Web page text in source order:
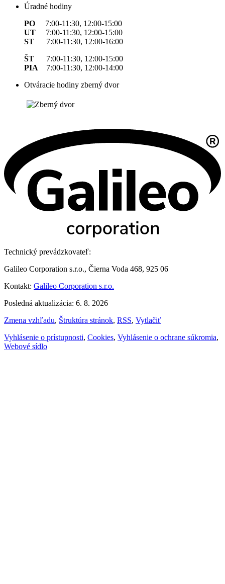
Úradné hodiny
PO 7:00-11:30, 12:00-15:00
UT 7:00-11:30, 12:00-15:00
ST 7:00-11:30, 12:00-16:00
ŠT 7:00-11:30, 12:00-15:00
PIA 7:00-11:30, 12:00-14:00
Otváracie hodiny zberný dvor
Technický prevádzkovateľ:
Galileo Corporation s.r.o., Čierna Voda 468, 925 06
Kontakt: Galileo Corporation s.r.o.
Posledná aktualizácia: 6. 8. 2026
Zmena vzhľadu, Štruktúra stránok, RSS, Vytlačiť
Vyhlásenie o prístupnosti, Cookies, Vyhlásenie o ochrane súkromia,
Webové sídlo